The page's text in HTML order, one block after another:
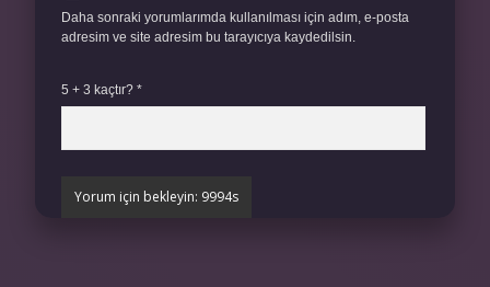
Daha sonraki yorumlarımda kullanılması için adım, e-posta
adresim ve site adresim bu tarayıcıya kaydedilsin.
5 + 3 kaçtır? *